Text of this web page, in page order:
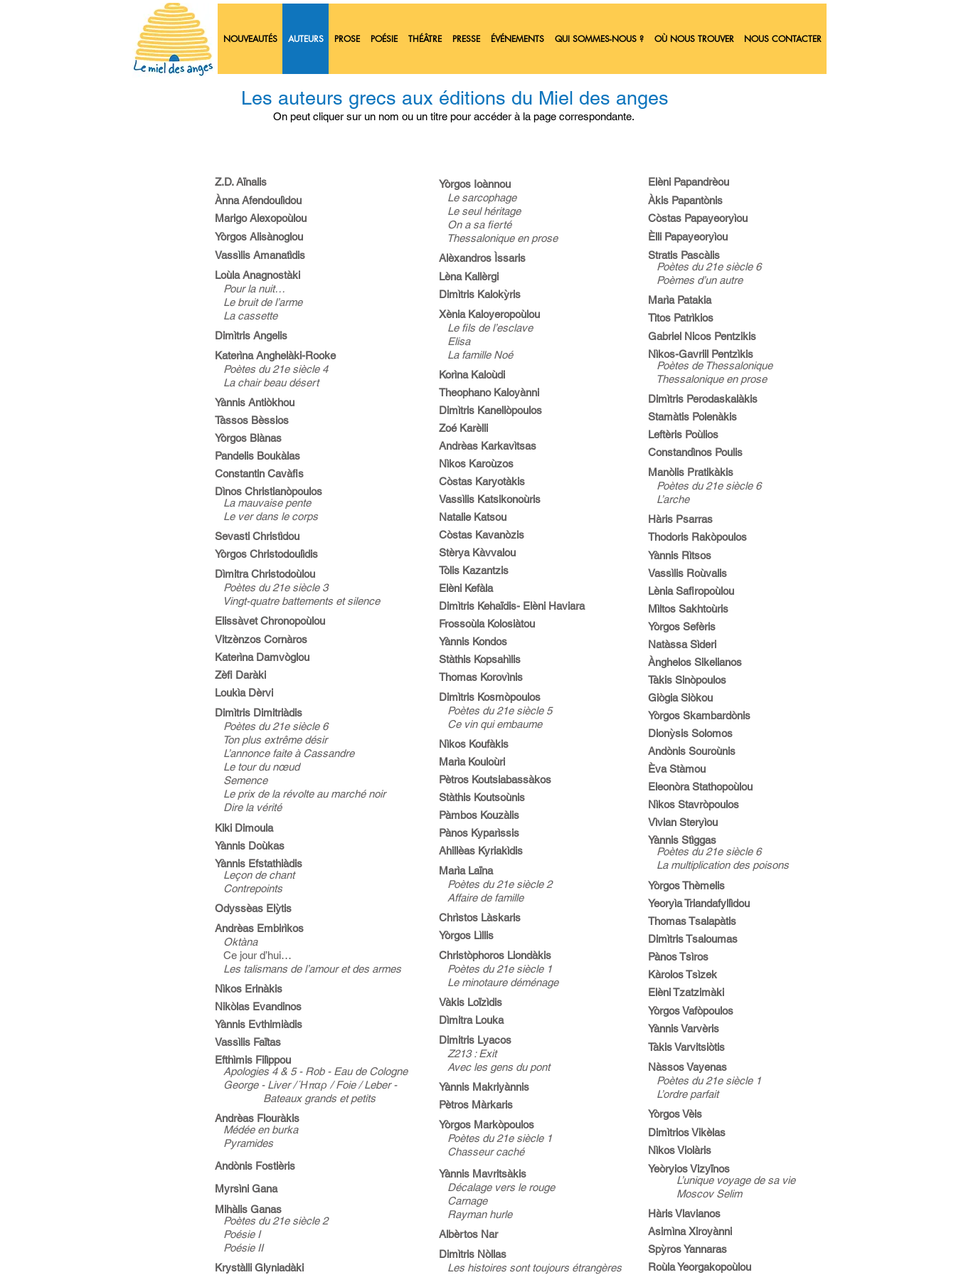
Les auteurs grecs aux éditions du Miel des anges
On peut cliquer sur un nom ou un titre pour accéder à la page correspondante.
Z.D. Aïnalis
Ànna Afendoulìdou
Marigo Alexopoùlou
Yòrgos Alisànoglou
Vassìlis Amanatìdis
Loùla Anagnostàki
Pour la nuit…
Le bruit de l’arme
La cassette
Dimìtris Angelis
Katerìna Anghelàki-Rooke
Poètes du 21e siècle 4
La chair beau désert
Yànnis Antiòkhou
Tàssos Bèssios
Yòrgos Blànas
Pandelis Boukàlas
Constantin Cavàfis
Dìnos Christianòpoulos
La mauvaise pente
Le ver dans le corps
Sevasti Christìdou
Yòrgos Christodoulìdis
Dìmitra Christodoùlou
Poètes du 21e siècle 3
Vingt-quatre battements et silence
Elissàvet Chronopoùlou
Vitzènzos Cornàros
Katerìna Damvòglou
Zèfi Daràki
Loukìa Dèrvi
Dimìtris Dimitriàdis
Poètes du 21e siècle 6
Ton plus extrême désir
L’annonce faite à Cassandre
Le tour du nœud
Semence
Le prix de la révolte au marché noir
Dire la vérité
Kiki Dimoula
Yànnis Doùkas
Yànnis Efstathiàdis
Leçon de chant
Contrepoints
Odyssèas Elỳtis
Andrèas Embirìkos
Oktàna
Ce jour d’hui…
Les talismans de l’amour et des armes
Nìkos Erinàkis
Nikòlas Evandinos
Yànnis Evthimiàdis
Vassìlis Faïtas
Efthìmis Filìppou
Apologies 4 & 5 - Rob - Eau de Cologne
George - Liver / Ήπαρ / Foie / Leber -
Bateaux grands et petits
Andrèas Flouràkis
Médée en burka
Pyramides
Andònis Fostièris
Myrsìni Gana
Mihàlis Ganas
Poètes du 21e siècle 2
Poésie I
Poésie II
Krystàlli Glyniadàki
Yòrgos Ioànnou
Le sarcophage
Le seul héritage
On a sa fierté
Thessalonique en prose
Alèxandros Ìssaris
Lèna Kallèrgi
Dimìtris Kalokỳris
Xènia Kaloyeropoùlou
Le fils de l’esclave
Elisa
La famille Noé
Korìna Kaloùdi
Theophano Kaloyànni
Dimìtris Kanellòpoulos
Zoé Karèlli
Andrèas Karkavìtsas
Nìkos Karoùzos
Còstas Karyotàkis
Vassìlis Katsikonoùris
Natalie Katsou
Còstas Kavanòzis
Stèrya Kàvvalou
Tòlis Kazantzis
Elèni Kefàla
Dimìtris Kehaïdis- Elèni Haviara
Frossoùla Kolosiàtou
Yànnis Kondos
Stàthis Kopsahìlis
Thomas Korovìnis
Dimìtris Kosmòpoulos
Poètes du 21e siècle 5
Ce vin qui embaume
Nìkos Koufàkis
Marìa Kouloùri
Pètros Koutsiabassàkos
Stàthis Koutsoùnis
Pàmbos Kouzàlis
Pànos Kyparìssis
Ahillèas Kyriakìdis
Marìa Laïna
Poètes du 21e siècle 2
Affaire de famille
Chrìstos Làskaris
Yòrgos Lìllis
Christòphoros Liondàkis
Poètes du 21e siècle 1
Le minotaure déménage
Vàkis Loïzìdis
Dìmitra Louka
Dimitris Lyacos
Z213 : Exit
Avec les gens du pont
Yànnis Makriyànnis
Pètros Màrkaris
Yòrgos Markòpoulos
Poètes du 21e siècle 1
Chasseur caché
Yànnis Mavritsàkis
Décalage vers le rouge
Carnage
Rayman hurle
Albèrtos Nar
Dimìtris Nòllas
Les histoires sont toujours étrangères
Elèni Papandrèou
Àkis Papantònis
Còstas Papayeoryìou
Èlli Papayeoryìou
Stratis Pascàlis
Poètes du 21e siècle 6
Poèmes d’un autre
Marìa Patakia
Tìtos Patrìkios
Gabriel Nicos Pentzikis
Nìkos-Gavriil Pentzìkis
Poètes de Thessalonique
Thessalonique en prose
Dimìtris Perodaskalàkis
Stamàtis Polenàkis
Leftèris Poùlios
Constandìnos Poulis
Manòlis Pratikàkis
Poètes du 21e siècle 6
L’arche
Hàris Psarras
Thodoris Rakòpoulos
Yànnis Rìtsos
Vassìlis Roùvalis
Lènia Safiropoùlou
Mìltos Sakhtoùris
Yòrgos Sefèris
Natàssa Sìderi
Ànghelos Sikelianos
Tàkis Sinòpoulos
Giògia Siòkou
Yòrgos Skambardònis
Dionỳsis Solomos
Andònis Souroùnis
Èva Stàmou
Eleonòra Stathopoùlou
Nìkos Stavròpoulos
Vìvian Steryìou
Yànnis Stìggas
Poètes du 21e siècle 6
La multiplication des poisons
Yòrgos Thèmelis
Yeoryìa Triandafyllìdou
Thomas Tsalapàtis
Dimìtris Tsaloumas
Pànos Tsìros
Kàrolos Tsìzek
Elèni Tzatzimàki
Yòrgos Vafòpoulos
Yànnis Varvèris
Tàkis Varvitsiòtis
Nàssos Vayenas
Poètes du 21e siècle 1
L’ordre parfait
Yòrgos Vèis
Dimìtrios Vikèlas
Nìkos Violàris
Yeòryios Vizyïnos
L’unique voyage de sa vie
Moscov Selim
Hàris Vlavianos
Asimìna Xiroyànni
Spỳros Yannaras
Roùla Yeorgakopoùlou
NOUVEAUTÉS AUTEURS PROSE POÉSIE THÉÂTRE PRESSE ÉVÉNEMENTS QUI SOMMES-NOUS ? OÙ NOUS TROUVER NOUS CONTACTER